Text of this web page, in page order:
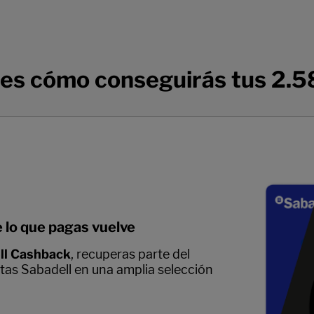
cómo conseguirás tus
lo que pagas vuelve
Cashback, recuperas parte del
Sabadell en una amplia selección